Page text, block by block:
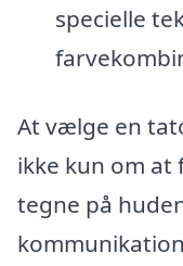
specielle
At vælge en
ikke kun om at
tegne på